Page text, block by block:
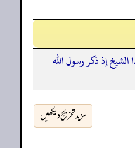
إذ ذكر رسول الله
مزید تخریج دیکھیں